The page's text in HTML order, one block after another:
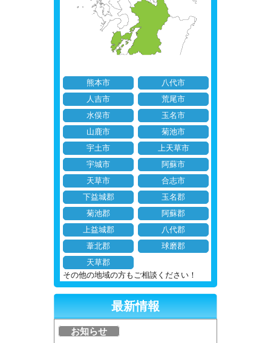
熊本市
八代市
人吉市
荒尾市
水俣市
玉名市
山鹿市
菊池市
宇土市
上天草市
宇城市
阿蘇市
天草市
合志市
下益城郡
玉名郡
菊池郡
阿蘇郡
上益城郡
八代郡
葦北郡
球磨郡
天草郡
その他の地域の方もご相談ください！
最新情報
お知らせ